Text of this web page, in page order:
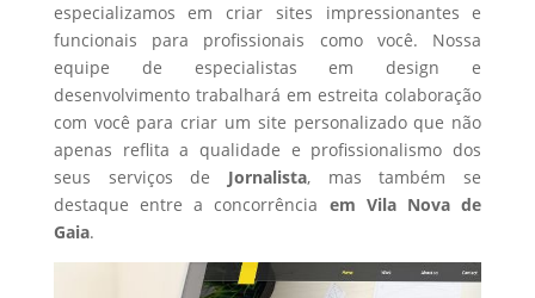
especializamos em criar sites impressionantes e
funcionais para profissionais como você. Nossa
equipe de especialistas em design e
desenvolvimento trabalhará em estreita colaboração
com você para criar um site personalizado que não
apenas reflita a qualidade e profissionalismo dos
seus serviços de Jornalista, mas também se
destaque entre a concorrência em Vila Nova de
Gaia.